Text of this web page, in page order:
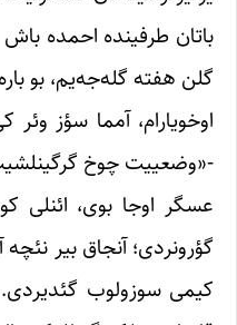
باتان طرفینده احمده باش
گلن هفته گله‌جه‌یم، بو
اوخویارام، آمما سؤز
-«وضعییت چوخ
عسگر اوجا بوی، ائنلی
گؤرونردی؛ آنجاق بیر
کیمی سوزولوب